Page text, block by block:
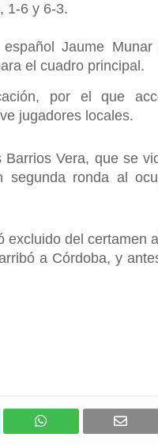
1-6 y 6-3.
Jaume
el cuadro principal.
por el que
jugadores locales.
Vera, que se
segunda ronda al
excluido del certamen
a Córdoba, y